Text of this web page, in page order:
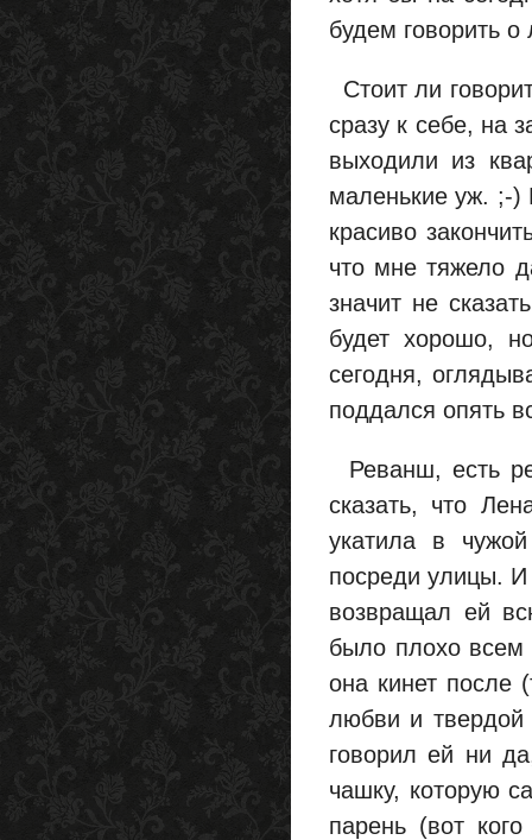
будем говорить
Стоит ли
сразу к себе, на
выходили из
маленькие уж. ;-)
красиво
что мне тяжело
значит не
будет хорошо,
сегодня,
поддался опять
Реванш, есть
сказать, что
укатила в
посреди улицы. И
возвращал ей
было плохо всем
она кинет после
любви и твердой
говорил ей ни
чашку, которую
парень (вот